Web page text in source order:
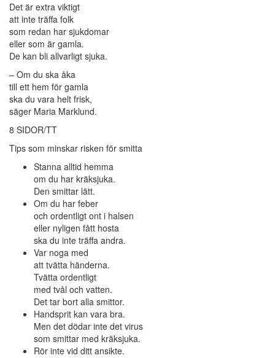
Det är extra viktigt
att inte träffa folk
som redan har sjukdomar
eller som är gamla.
De kan bli allvarligt sjuka.
– Om du ska åka
till ett hem för gamla
ska du vara helt frisk,
säger Maria Marklund.
8 SIDOR/TT
Tips som minskar risken för smitta
Stanna alltid hemma
om du har kräksjuka.
Den smittar lätt.
Om du har feber
och ordentligt ont i halsen
eller nyligen fått hosta
ska du inte träffa andra.
Var noga med
att tvätta händerna.
Tvätta ordentligt
med tvål och vatten.
Det tar bort alla smittor.
Handsprit kan vara bra.
Men det dödar inte det virus
som smittar med kräksjuka.
Rör inte vid ditt ansikte.